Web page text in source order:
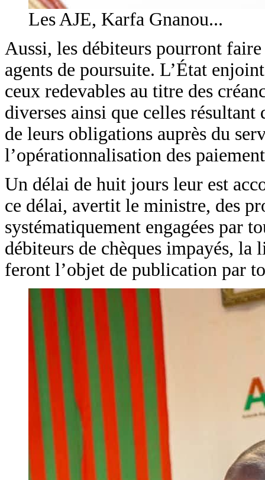
Les AJE, Karfa Gnanou...
Aussi, les débiteurs pourront
agents de poursuite. L’État
ceux redevables au titre des
diverses ainsi que celles
de leurs obligations auprès du
l’opérationnalisation des
Un délai de huit jours leur est
ce délai, avertit le ministre, des
systématiquement engagées par
débiteurs de chèques impayés, la
feront l’objet de publication par